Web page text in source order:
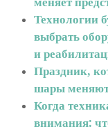
Технологии
выбрать
и
Праздник,
шары
Когда
внимания: